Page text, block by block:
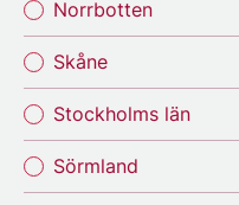
Norrbotten
Skåne
Stockholms län
Sörmland